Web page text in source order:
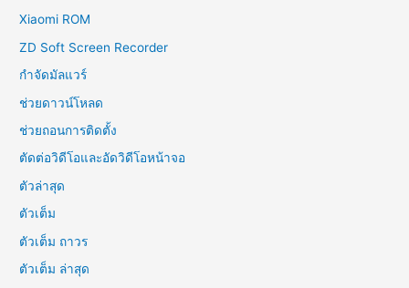
Xiaomi ROM
ZD Soft Screen Recorder
กำจัดมัลแวร์
ช่วยดาวน์โหลด
ช่วยถอนการติดตั้ง
ตัดต่อวิดีโอและอัดวิดีโอหน้าจอ
ตัวล่าสุด
ตัวเต็ม
ตัวเต็ม ถาวร
ตัวเต็ม ล่าสุด